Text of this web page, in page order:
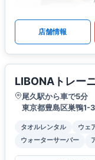
店舗情報
LIBONAトレー
尾久駅から車で5分
東京都豊島区巣鴨
タオルレンタル ウェ
ウォーターサーバー